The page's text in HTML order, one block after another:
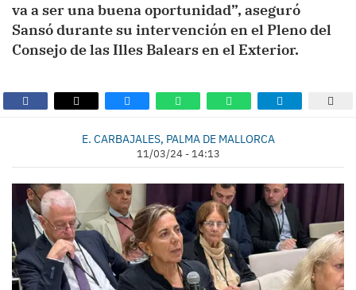
va a ser una buena oportunidad”, aseguró
Sansó durante su intervención en el Pleno del
Consejo de las Illes Balears en el Exterior.
E. CARBAJALES, PALMA DE MALLORCA
11/03/24 - 14:13